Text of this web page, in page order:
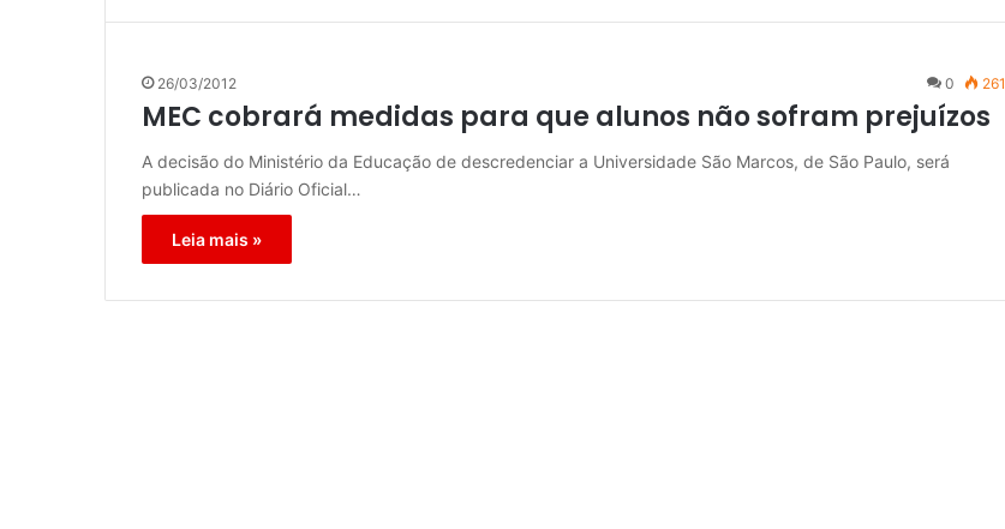
26/03/2012 0 261
MEC cobrará medidas para que alunos não sofram prejuízos
A decisão do Ministério da Educação de descredenciar a Universidade São Marcos, de São Paulo, será
publicada no Diário Oficial…
Leia mais »